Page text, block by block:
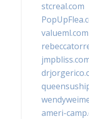
stcreal.com
valueml.com
ameri-